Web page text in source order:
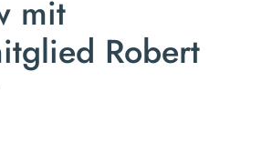
mit
Robert